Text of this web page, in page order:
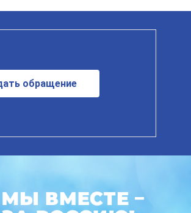
обращение